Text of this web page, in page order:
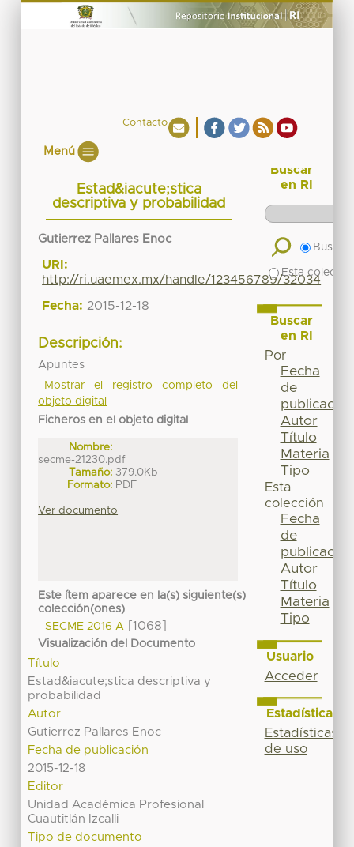
Contacto
Menú
Estad&iacute;stica
descriptiva y probabilidad
Gutierrez Pallares Enoc
URI:
http://ri.uaemex.mx/handle/123456789/32034
Fecha: 2015-12-18
Descripción:
Apuntes
Mostrar el registro completo del
objeto digital
Ficheros en el objeto digital
Nombre:
secme-21230.pdf
Tamaño: 379.0Kb
Formato: PDF
Ver documento
Este ítem aparece en la(s) siguiente(s)
colección(ones)
SECME 2016 A[1068]
Visualización del Documento
Título
Estad&iacute;stica descriptiva y
probabilidad
Autor
Gutierrez Pallares Enoc
Fecha de publicación
2015-12-18
Editor
Unidad Académica Profesional
Cuautitlán Izcalli
Tipo de documento
Buscar
en RI
Buscar
Esta
Buscar
en RI
Por
Fecha
de
publicación
Autor
Título
Materia
Tipo
Esta
colección
Fecha
de
publicación
Autor
Título
Materia
Tipo
Usuario
Acceder
Estadísticas
Estadísticas
de uso